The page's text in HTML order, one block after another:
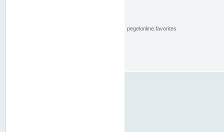
pegelonline.favorites